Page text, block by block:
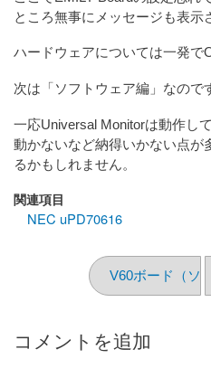
ところ無事にメッセージも表示
ハードウェアについては一発で
次は「ソフトウェア編」なの
一応Universal Monitorは動作し
動かないなど納得いかない点が
るかもしれません。
関連項目
NEC uPD70616
V60ボード（ソ
コメントを追加